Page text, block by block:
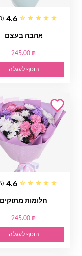
4.6
(150)
אהבה בעצם
245.00 ₪
הוסף לעגלה
4.6
(106)
חלומות מתוקים
245.00 ₪
הוסף לעגלה